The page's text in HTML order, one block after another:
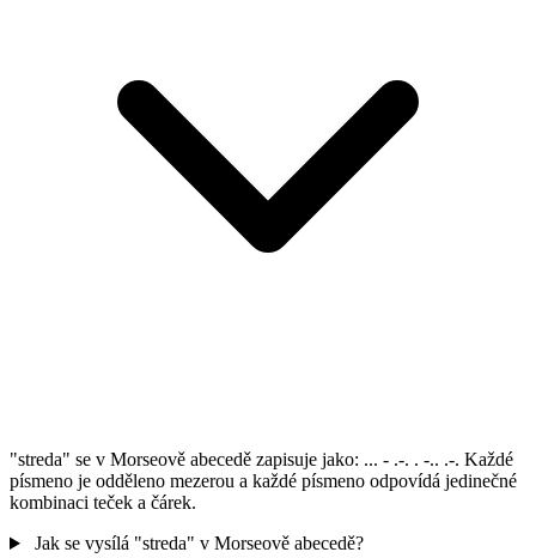
"streda" se v Morseově abecedě zapisuje jako: ... - .-. . -.. .-. Každé
písmeno je odděleno mezerou a každé písmeno odpovídá jedinečné
kombinaci teček a čárek.
Jak se vysílá "streda" v Morseově abecedě?